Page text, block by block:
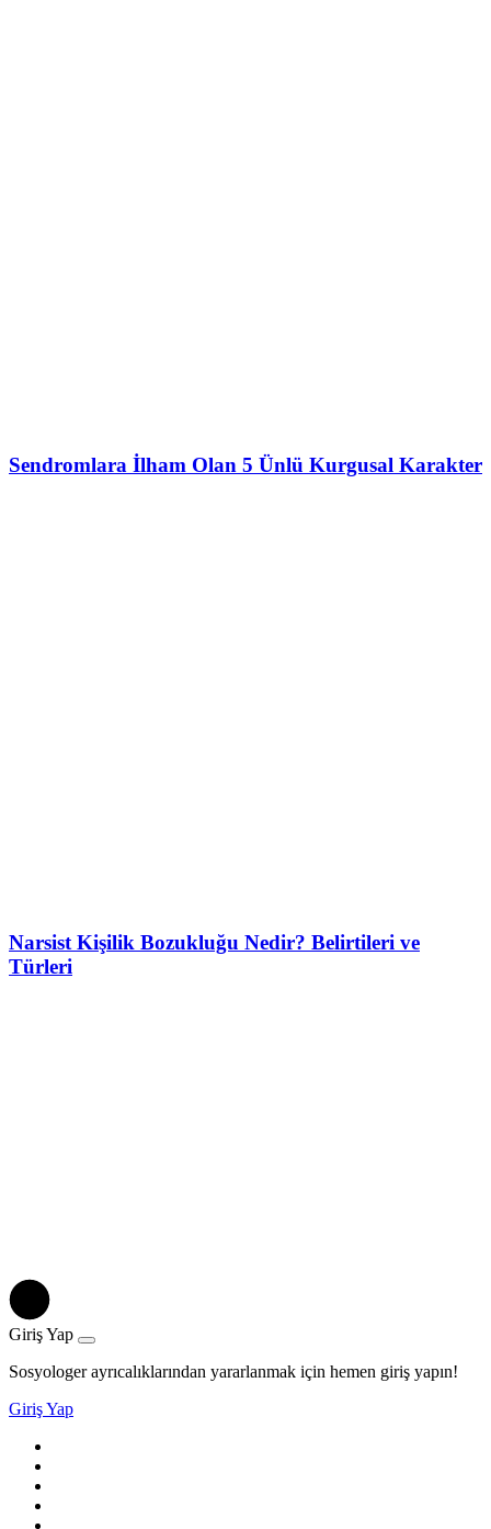
Sendromlara İlham Olan 5 Ünlü Kurgusal Karakter
Narsist Kişilik Bozukluğu Nedir? Belirtileri ve
Türleri
Giriş Yap
Sosyologer ayrıcalıklarından yararlanmak için hemen giriş yapın!
Giriş Yap